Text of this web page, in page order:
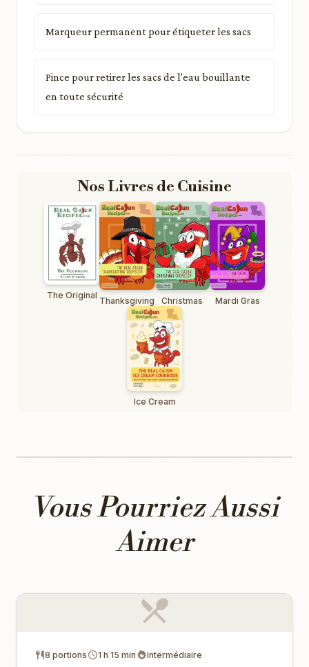
Marqueur permanent pour étiqueter les sacs
Pince pour retirer les sacs de l'eau bouillante
en toute sécurité
Nos Livres de Cuisine
The Original Thanksgiving Christmas Mardi Gras
Ice Cream
Vous Pourriez Aussi
Aimer
8 portions 1 h 15 min Intermédiaire